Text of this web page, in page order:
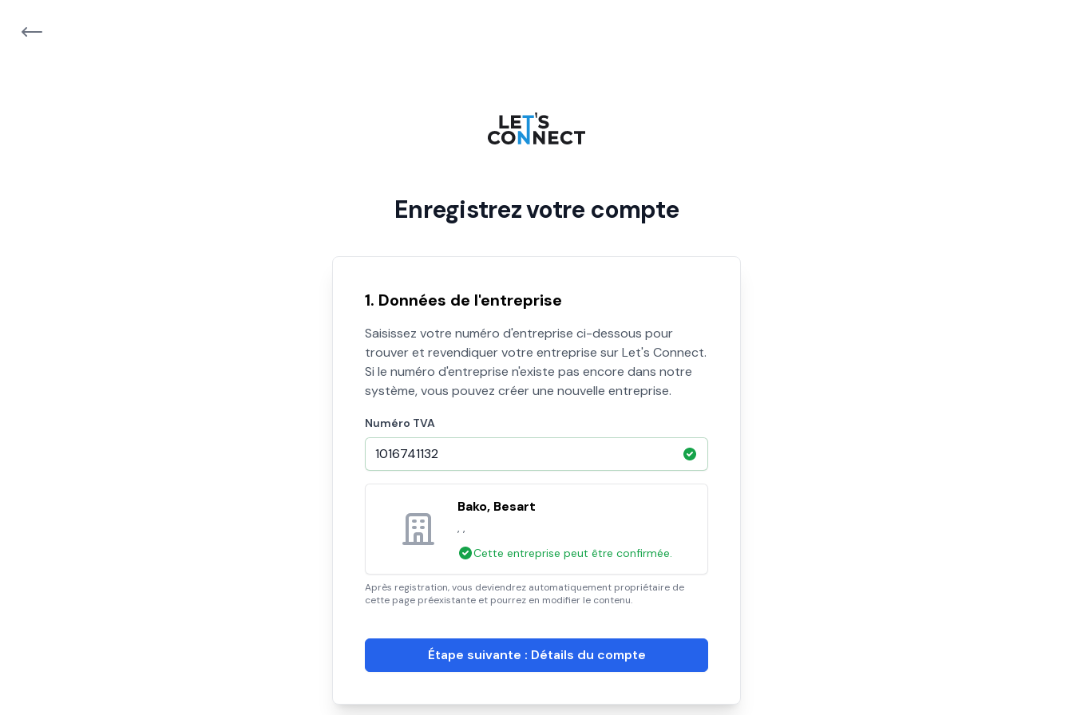
Enregistrez votre compte
1. Données de l'entreprise
Saisissez votre numéro d'entreprise ci-dessous pour
trouver et revendiquer votre entreprise sur Let's Connect.
Si le numéro d'entreprise n'existe pas encore dans notre
système, vous pouvez créer une nouvelle entreprise.
Numéro TVA
Bako, Besart
, ,
Cette entreprise peut être confirmée.
Après registration, vous deviendrez automatiquement propriétaire de
cette page préexistante et pourrez en modifier le contenu.
Étape suivante : Détails du compte